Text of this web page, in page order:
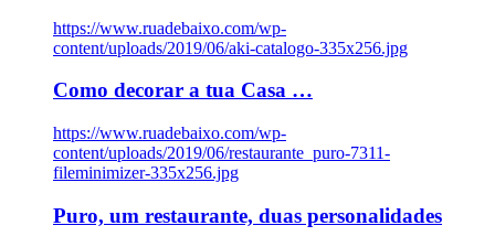
https://www.ruadebaixo.com/wp-
content/uploads/2019/06/aki-catalogo-335x256.jpg
Como decorar a tua Casa …
https://www.ruadebaixo.com/wp-
content/uploads/2019/06/restaurante_puro-7311-
fileminimizer-335x256.jpg
Puro, um restaurante, duas personalidades